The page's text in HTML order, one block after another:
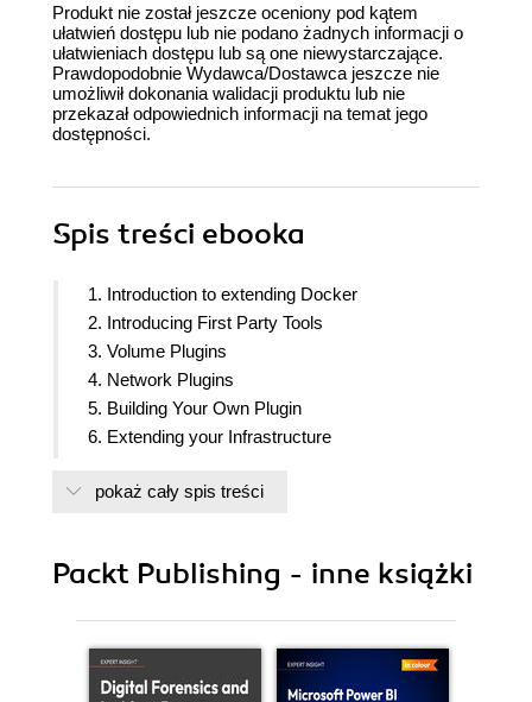
Produkt nie został jeszcze oceniony pod kątem
ułatwień dostępu lub nie podano żadnych informacji o
ułatwieniach dostępu lub są one niewystarczające.
Prawdopodobnie Wydawca/Dostawca jeszcze nie
umożliwił dokonania walidacji produktu lub nie
przekazał odpowiednich informacji na temat jego
dostępności.
Spis treści ebooka
1. Introduction to extending Docker
2. Introducing First Party Tools
3. Volume Plugins
4. Network Plugins
5. Building Your Own Plugin
6. Extending your Infrastructure
8. Security, Challenges & Conclusions
pokaż cały spis treści
Packt Publishing - inne książki